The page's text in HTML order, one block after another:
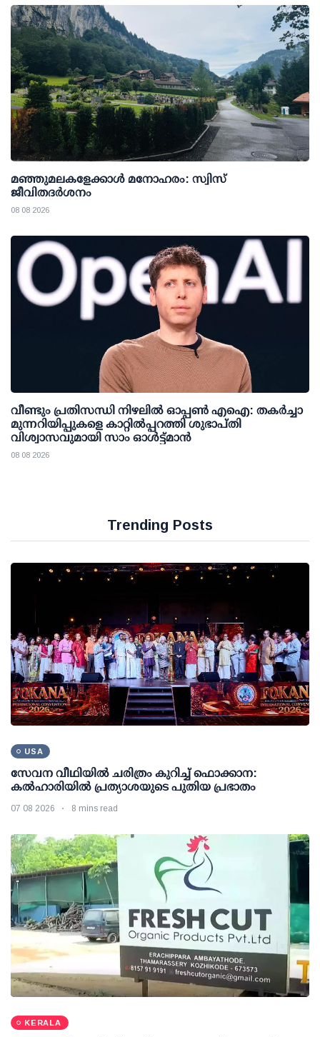
മഞ്ഞുമലകളേക്കാൾ മനോഹരം: സ്വിസ്
ജീവിതദർശനം
08 08 2026
വീണ്ടും പ്രതിസന്ധി നിഴലില്‍ ഓപ്പണ്‍ എഐ: തകര്‍ച്ചാ
മുന്നറിയിപ്പുകളെ കാറ്റില്‍പ്പറത്തി ശുഭാപ്തി
വിശ്വാസവുമായി സാം ഓള്‍ട്ട്മാന്‍
08 08 2026
Trending Posts
USA
സേവന വീഥിയില്‍ ചരിത്രം കുറിച്ച് ഫൊക്കാന:
കല്‍ഹാരിയില്‍ പ്രത്യാശയുടെ പുതിയ പ്രഭാതം
07 08 2026 8 mins read
KERALA